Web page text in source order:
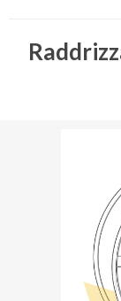
REGISTRATI